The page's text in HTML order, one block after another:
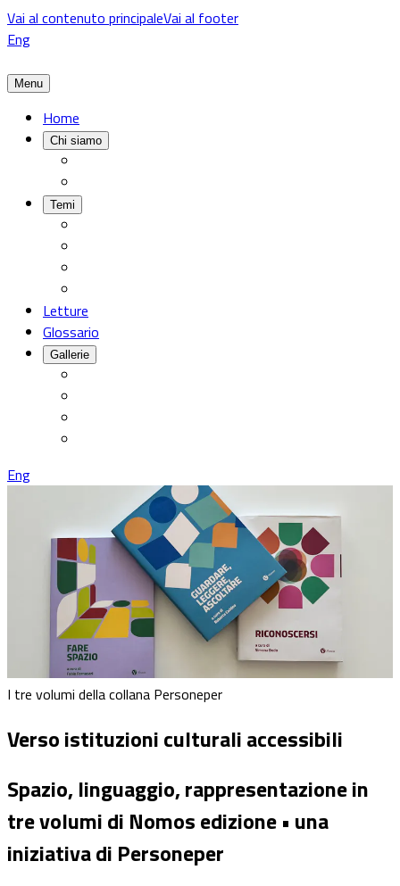
Vai al contenuto principaleVai al footer
Eng
Menu
Home
Chi siamo
Temi
Letture
Glossario
Gallerie
Eng
I tre volumi della collana Personeper
Verso istituzioni culturali accessibili
Spazio, linguaggio, rappresentazione in
tre volumi di Nomos edizione • una
iniziativa di Personeper